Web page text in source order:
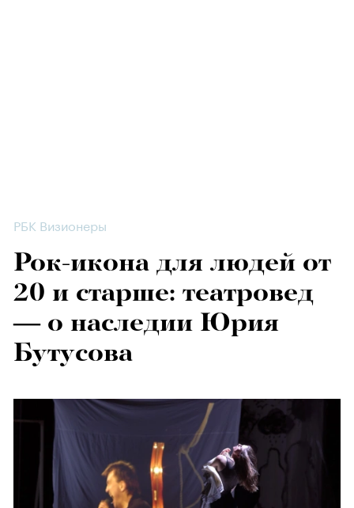
РБК Визионеры
Рок-икона для людей от
20 и старше: театровед
— о наследии Юрия
Бутусова